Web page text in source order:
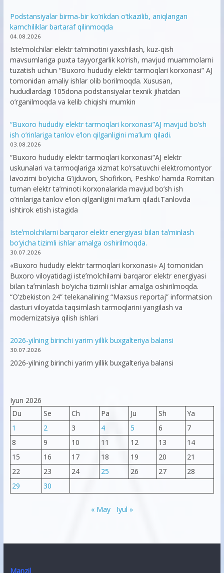
Podstansiyalar birma-bir ko’rikdan o’tkazilib, aniqlangan
kamchiliklar bartaraf qilinmoqda
04.08.2026
Iste’molchilar elektr ta’minotini yaxshilash, kuz-qish
mavsumlariga puxta tayyorgarlik ko‘rish, mavjud muammolarni
tuzatish uchun “Buxoro hududiy elektr tarmoqlari korxonasi” AJ
tomonidan amaliy ishlar olib borilmoqda. Xususan,
hududlardagi 105dona podstansiyalar texnik jihatdan
o’rganilmoqda va kelib chiqishi mumkin
“Buxoro hududiy elektr tarmoqlari korxonasi”AJ mavjud bo’sh
ish o’rinlariga tanlov e’lon qilganligini ma’lum qiladi.
03.08.2026
“Buxoro hududiy elektr tarmoqlari korxonasi”AJ elektr
uskunalari va tarmoqlariga xizmat ko’rsatuvchi elektromontyor
lavozimi bo’yicha G’ijduvon, Shofirkon, Peshko’ hamda Romitan
tuman elektr ta’minoti korxonalarida mavjud bo’sh ish
o’rinlariga tanlov e’lon qilganligini ma’lum qiladi.Tanlovda
ishtirok etish istagida
Isteʼmolchilarni barqaror elektr energiyasi bilan taʼminlash
bo‘yicha tizimli ishlar amalga oshirilmoqda.
30.07.2026
«Buxoro hududiy elektr tarmoqlari korxonasi» AJ tomonidan
Buxoro viloyatidagi isteʼmolchilarni barqaror elektr energiyasi
bilan taʼminlash bo‘yicha tizimli ishlar amalga oshirilmoqda.
“O’zbekiston 24” telekanalining “Maxsus reportaj” informatsion
dasturi viloyatda taqsimlash tarmoqlarini yangilash va
modernizatsiya qilish ishlari
2026-yilning birinchi yarim yillik buxgalteriya balansi
30.07.2026
2026-yilning birinchi yarim yillik buxgalteriya balansi
Iyun 2026
Du
Se Ch Pa Ju Sh
Ya
1
2 3 4 5 6
7
8
9 10 11 12 13
14
15
16 17 18 19 20
21
22
23 24 25 26 27
28
29
30
« May Iyul »
Manzil